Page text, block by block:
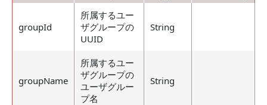
groupId
所属するユー
ザグループの
UUID
String
groupName
所属するユー
ザグループの
ユーザグルー
プ名
String